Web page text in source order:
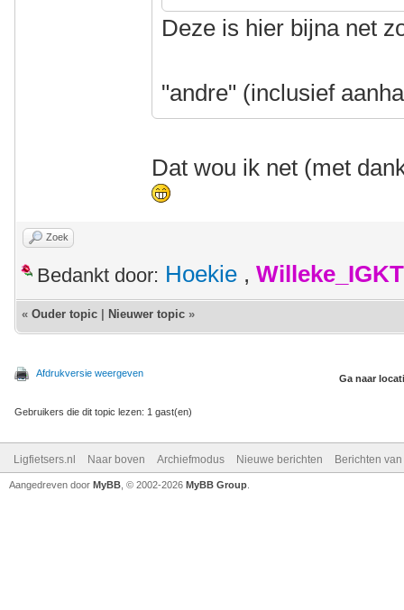
Deze is hier bijna net
"andre" (inclusief
Dat wou ik net (met
Zoek
Bedankt door: Hoekie , Willeke_IGKT
« Ouder topic Nieuwer topic »
Afdrukversie weergeven Ga naar
Gebruikers die dit topic lezen: 1 gast(en)
Ligfietsers.nl Naar boven Archiefmodus Nieuwe berichten Berichten
Aangedreven door MyBB , © 2002-2026 MyBB Group